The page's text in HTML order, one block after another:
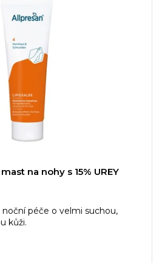
na nohy s 15% UREY
péče o velmi suchou,
kůži.